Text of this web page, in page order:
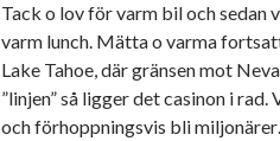
Tack o lov för varm bil och sedan
varm lunch. Mätta o varma
Lake Tahoe, där gränsen mot
”linjen” så ligger det casinon i
och förhoppningsvis bli